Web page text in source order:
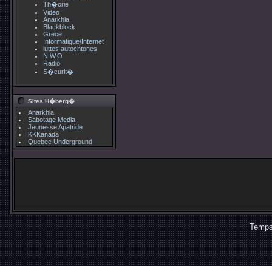
Th�orie
Video
Anarkhia
Blackblock
Grece
Informatique\Internet
luttes autochtones
N.W.O
Radio
S�curit�
Sites H�berg�
Anarkhia
Sabotage Media
Jeunesse Apatride
KKKanada
Quebec Underground